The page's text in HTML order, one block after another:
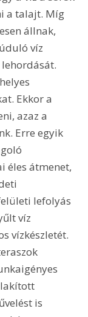
a talajt. Míg
állnak,
víz
Ekkor a
azaz a
Erre egyik
éles átmenet,
lefolyás
víz
vízkészletét.
is